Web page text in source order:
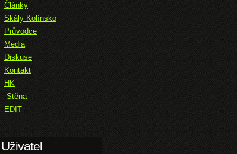
Články
Skály Kolínsko
Průvodce
Media
Diskuse
Kontakt
HK
Stěna
EDIT
Uživatel